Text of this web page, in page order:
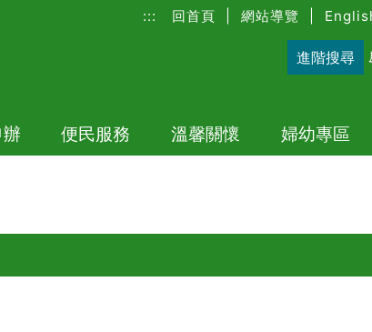
::: 回首頁 網站導覽
進階搜尋
便民服務 溫馨關懷 婦幼專區